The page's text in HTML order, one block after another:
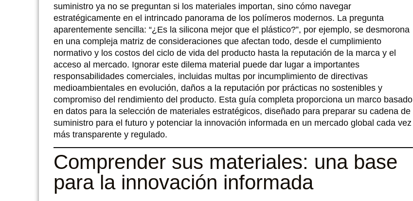
suministro ya no se preguntan si los materiales importan, sino cómo navegar
estratégicamente en el intrincado panorama de los polímeros modernos. La pregunta
aparentemente sencilla: “¿Es la silicona mejor que el plástico?”, por ejemplo, se desmorona
en una compleja matriz de consideraciones que afectan todo, desde el cumplimiento
normativo y los costos del ciclo de vida del producto hasta la reputación de la marca y el
acceso al mercado. Ignorar este dilema material puede dar lugar a importantes
responsabilidades comerciales, incluidas multas por incumplimiento de directivas
medioambientales en evolución, daños a la reputación por prácticas no sostenibles y
compromiso del rendimiento del producto. Esta guía completa proporciona un marco basado
en datos para la selección de materiales estratégicos, diseñado para preparar su cadena de
suministro para el futuro y potenciar la innovación informada en un mercado global cada vez
más transparente y regulado.
Comprender sus materiales: una base
para la innovación informada